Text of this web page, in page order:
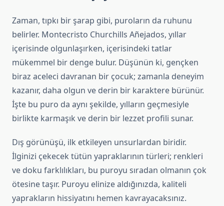
Zaman, tıpkı bir şarap gibi, puroların da ruhunu
belirler. Montecristo Churchills Añejados, yıllar
içerisinde olgunlaşırken, içerisindeki tatlar
mükemmel bir denge bulur. Düşünün ki, gençken
biraz aceleci davranan bir çocuk; zamanla deneyim
kazanır, daha olgun ve derin bir karaktere bürünür.
İşte bu puro da aynı şekilde, yılların geçmesiyle
birlikte karmaşık ve derin bir lezzet profili sunar.
Dış görünüşü, ilk etkileyen unsurlardan biridir.
İlginizi çekecek tütün yapraklarının türleri; renkleri
ve doku farklılıkları, bu puroyu sıradan olmanın çok
ötesine taşır. Puroyu elinize aldığınızda, kaliteli
yaprakların hissiyatını hemen kavrayacaksınız.